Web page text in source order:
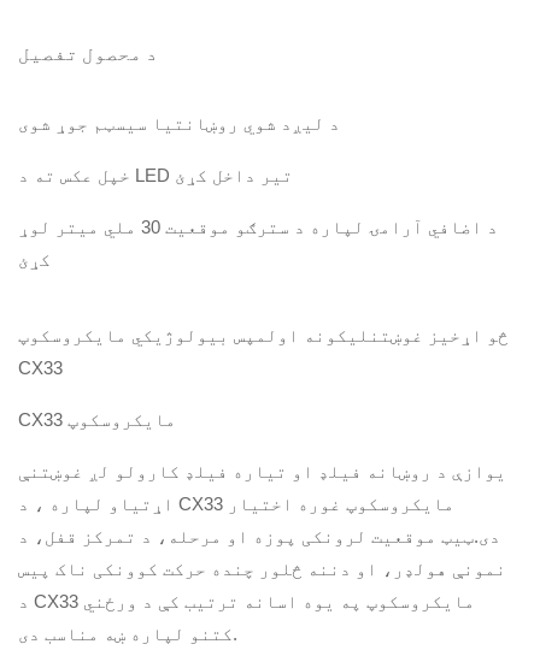
د محصول تفصیل
د لیږد شوي روښانتیا سیسټم جوړ شوی
خپل عکس ته د LED تیر داخل کړئ
د اضافي آرامۍ لپاره د سترګو موقعیت 30 ملي میتر لوړ
کړئ
څو اړخیز غوښتنلیکونه اولمپس بیولوژیکي مایکروسکوپ
CX33
CX33 مایکروسکوپ
یوازې د روښانه فیلډ او تیاره فیلډ کارولو لږ غوښتنې
اړتیاو لپاره ، د CX33 مایکروسکوپ غوره اختیار
دی.ټیټ موقعیت لرونکی پوزه او مرحله، د تمرکز قفل، د
نمونې هولډر، او دننه څلور چنده حرکت کوونکی ناک پیس
د CX33 مایکروسکوپ په یوه اسانه ترتیب کې د ورځني
کتنو لپاره ښه مناسب دی.